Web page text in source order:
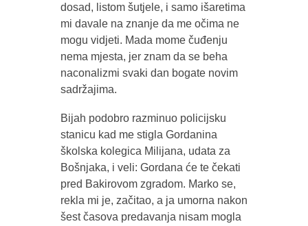
dosad, listom šutjele, i samo išaretima
mi davale na znanje da me očima ne
mogu vidjeti. Mada mome čuđenju
nema mjesta, jer znam da se beha
naconalizmi svaki dan bogate novim
sadržajima.
Bijah podobro razminuo policijsku
stanicu kad me stigla Gordanina
školska kolegica Milijana, udata za
Bošnjaka, i veli: Gordana će te čekati
pred Bakirovom zgradom. Marko se,
rekla mi je, začitao, a ja umorna nakon
šest časova predavanja nisam mogla